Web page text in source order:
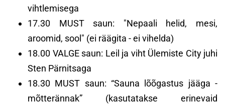
vihtlemisega
17.30 MUST saun: "Nepaali helid, mesi,
aroomid, sool" (ei räägita - ei vihelda)
18.00 VALGE saun: Leil ja viht Ülemiste City juhi
Sten Pärnitsaga
18.30 MUST saun: “Sauna lõõgastus jääga -
mõtterännak” (kasutatakse erinevaid